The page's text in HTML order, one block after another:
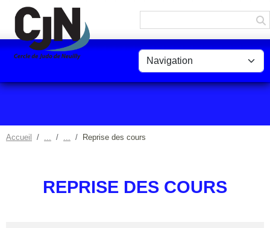
Accueil Reprise des cours
REPRISE DES COURS
Panneau de gestion des cookies